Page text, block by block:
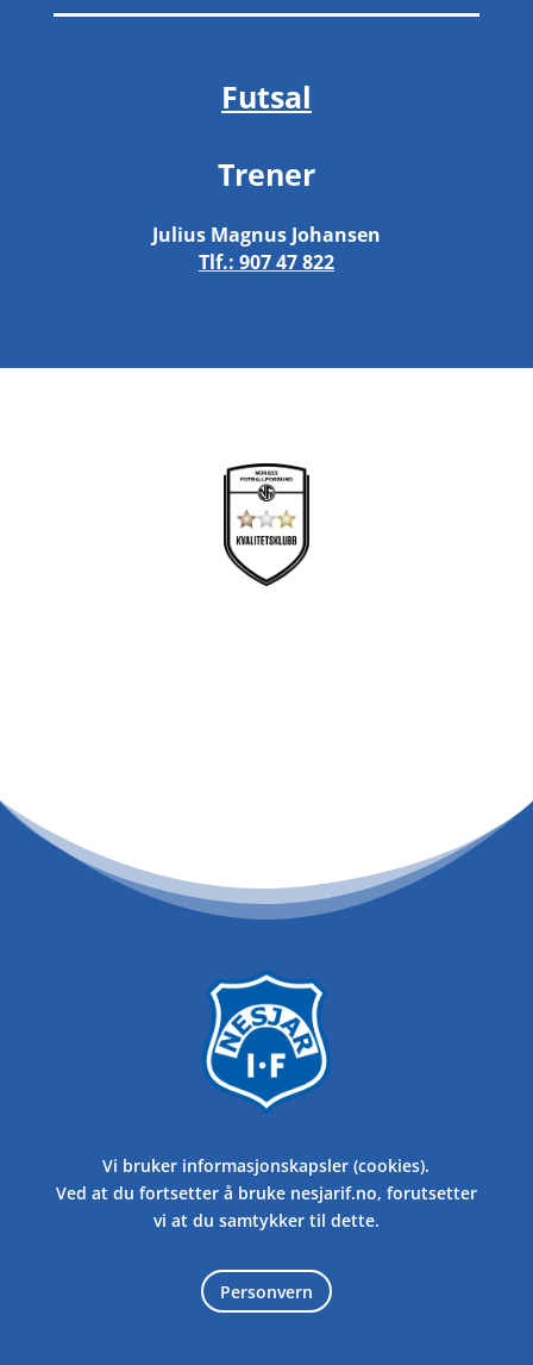
Futsal
Trener
Julius Magnus Johansen
Tlf.: 907 47 822
Vi bruker informasjonskapsler (cookies).
Ved at du fortsetter å bruke nesjarif.no, forutsetter
vi at du samtykker til dette.
Personvern